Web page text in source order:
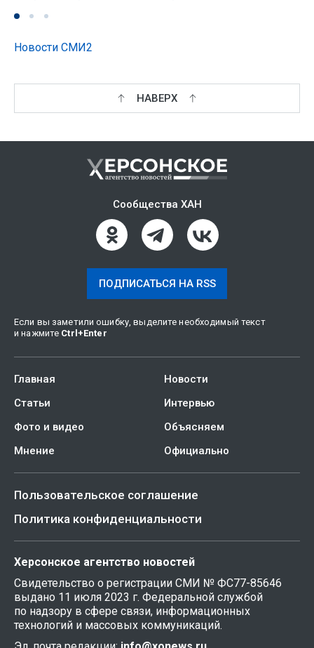
Новости СМИ2
НАВЕРХ
Сообщества ХАН
ПОДПИСАТЬСЯ НА RSS
Если вы заметили ошибку, выделите необходимый текст
и нажмите Ctrl +Enter
Главная
Новости
Статьи
Интервью
Фото и видео
Объясняем
Мнение
Официально
Пользовательское соглашение
Политика конфиденциальности
Херсонское агентство новостей
Свидетельство о регистрации СМИ № ФС77-85646
выдано 11 июля 2023 г. Федеральной службой
по надзору в сфере связи, информационных
технологий и массовых коммуникаций.